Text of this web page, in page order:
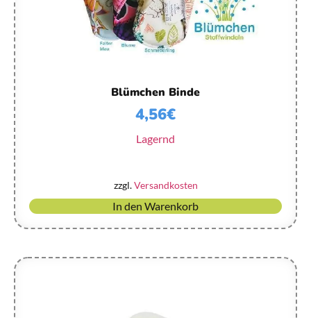
Blümchen Binde
4,56€
Lagernd
zzgl.Versandkosten
In den Warenkorb